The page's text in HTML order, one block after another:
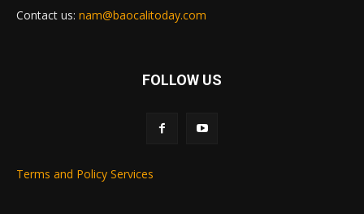
Contact us: nam@baocalitoday.com
FOLLOW US
Terms and Policy Services